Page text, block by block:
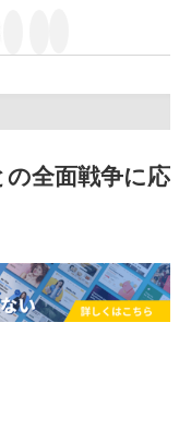
全面戦争に応